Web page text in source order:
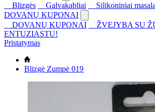
Blizgės
Galvakabliai
Silikoniniai
DOVANŲ KUPONAI
DOVANŲ KUPONAI
ŽVEJYBA SU
ENTUZIASTU!
Pristatymas
Blizgė Zumpė 019